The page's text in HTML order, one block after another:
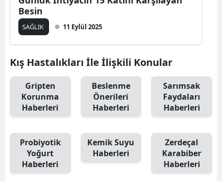
Besin
SAĞLIK 11 Eylül 2025
Kış Hastalıkları İle İlişkili Konular
Gripten
Korunma
Haberleri
Beslenme
Önerileri
Haberleri
Sarımsak
Faydaları
Haberleri
Probiyotik
Yoğurt
Haberleri
Kemik Suyu
Haberleri
Zerdeçal
Karabiber
Haberleri